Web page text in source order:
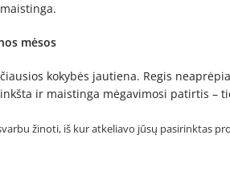
mėsos
kokybės jautiena. Regis
ir maistinga mėgavimosi patirtis –
žinoti, iš kur atkeliavo jūsų pasirinktas